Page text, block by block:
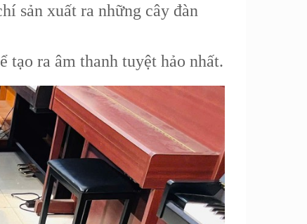
sản xuất ra những cây đàn
tạo ra âm thanh tuyệt hảo nhất.